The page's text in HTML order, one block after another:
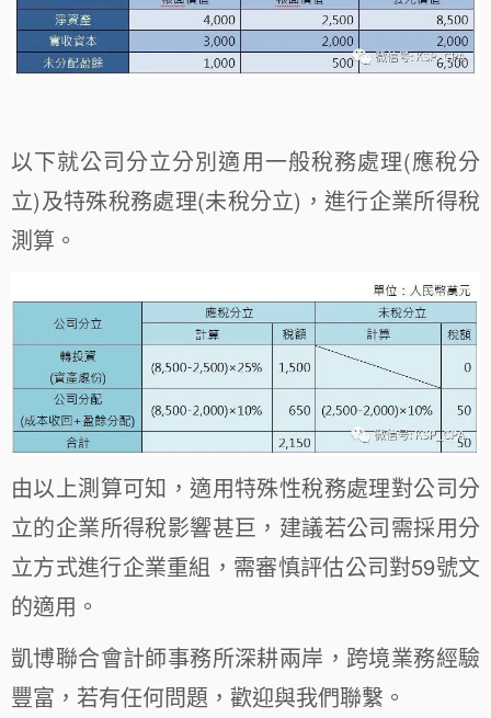
以下就公司分立分別適用一般稅務處理(應稅分
立)及特殊稅務處理(未稅分立)，進行企業所得稅
測算。
由以上測算可知，適用特殊性稅務處理對公司分
立的企業所得稅影響甚巨，建議若公司需採用分
立方式進行企業重組，需審慎評估公司對59號文
的適用。
凱博聯合會計師事務所深耕兩岸，跨境業務經驗
豐富，若有任何問題，歡迎與我們聯繫。